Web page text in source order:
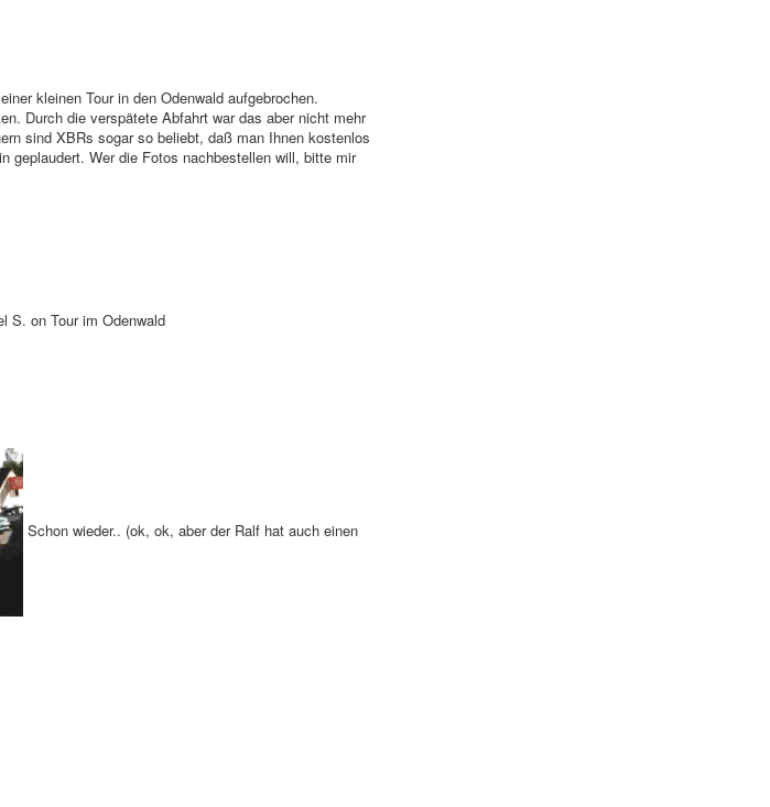
kleinen Tour in den Odenwald aufgebrochen.
Durch die verspätete Abfahrt war das aber nicht mehr
sind XBRs sogar so beliebt, daß man Ihnen kostenlos
geplaudert. Wer die Fotos nachbestellen will, bitte mir
S. on Tour im Odenwald
Schon wieder.. (ok, ok, aber der Ralf hat auch einen